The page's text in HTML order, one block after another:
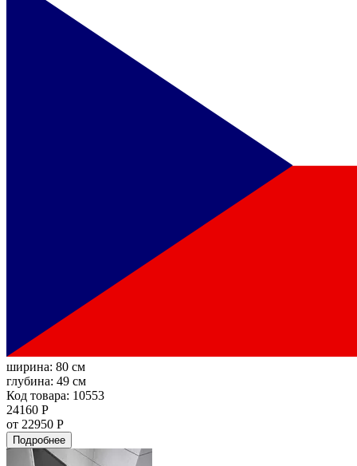
ширина: 80 см
глубина: 49 см
Код товара: 10553
24160 Р
от 22950 Р
Подробнее